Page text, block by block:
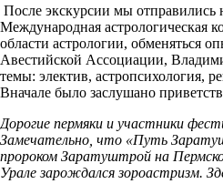
После экскурсии мы отправились
Международная астрологическая
области астрологии, обменяться
Авестийской Ассоциации,
темы: электив, астропсихология,
Вначале было заслушано
Дорогие пермяки и участники
Замечательно, что «Путь
пророком Заратуштрой на
Урале зарождался зороастризм.